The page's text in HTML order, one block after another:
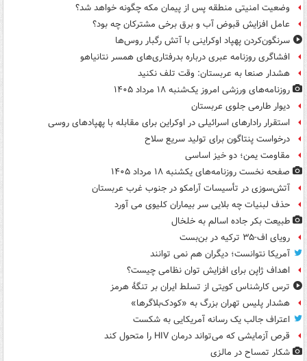
وضعیت امنیتی منطقه پس از پیمان مکه چگونه خواهد شد؟
عامل افزایش قبوض آب و برق برخی مشترکان چه بود؟
سرنگون‌کردن پهپاد اوکراینی با آتش رگبار روس‌ها
افشاگری روزنامه عبری درباره بدرفتاری‌های همسر نتانیاهو
هشدار صنعا به عربستان: وقت تلف نکنید
روزنامه‌های ورزشی امروز یک‌شنبه ۱۸ مرداد ۱۴۰۵
دیوار طارمی جلوی عربستان
استقرار رادارهای اسرائیلی در اوکراین برای مقابله با پهپادهای روسی
درخواست پنتاگون برای تولید سریع سلاح
مقاومت یمن؛ دو خیز اساسی
صفحه نخست روزنامه‌های یکشنبه ۱۸ مرداد ۱۴۰۵
آتش‌سوزی در تأسیسات آرامکو در جنوب غرب عربستان
حذف لبنیات چه بلایی سر بیماران کلیوی می آورد
طبیعت بکر جاده اسالم به خلخال
رویای اف-۳۵ ترکیه در بن‌بست
آمریکا نتوانست؛ دیگران هم نمی توانند
اهداف ژاپن برای افزایش توان نظامی چیست؟
ترس کارشناس کویتی از تسلط ایران بر تنگۀ هرمز
هشدار پلیس تهران بزرگ به «کودک‌بلاگرها»
اعتراف جالب یک رسانه آمریکایی به شکست
قرص آزمایشی که می‌تواند درمان HIV را متحول کند
شکار تمساح در مالزی